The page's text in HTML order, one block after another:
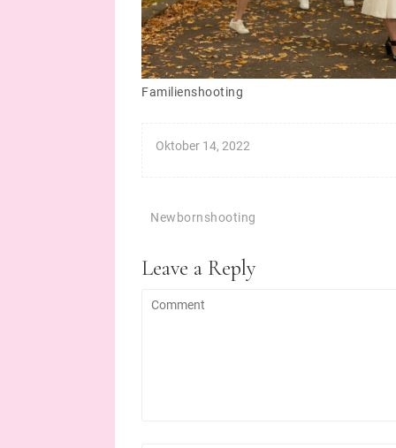
Familienshooting
Oktober 14, 2022
Beitragsnavigation
Newbornshooting
Leave a Reply